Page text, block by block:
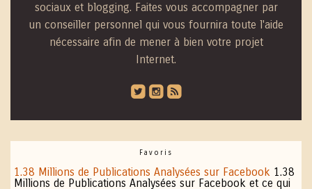
sociaux et blogging. Faites vous accompagner par
un conseiller personnel qui vous fournira toute l'aide
nécessaire afin de mener à bien votre projet
Internet.
roundedtwitterbird roundedinstagram roundedblip
Favoris
1.38 Millions de Publications Analysées sur Facebook 1.38
Millions de Publications Analysées sur Facebook et ce qui